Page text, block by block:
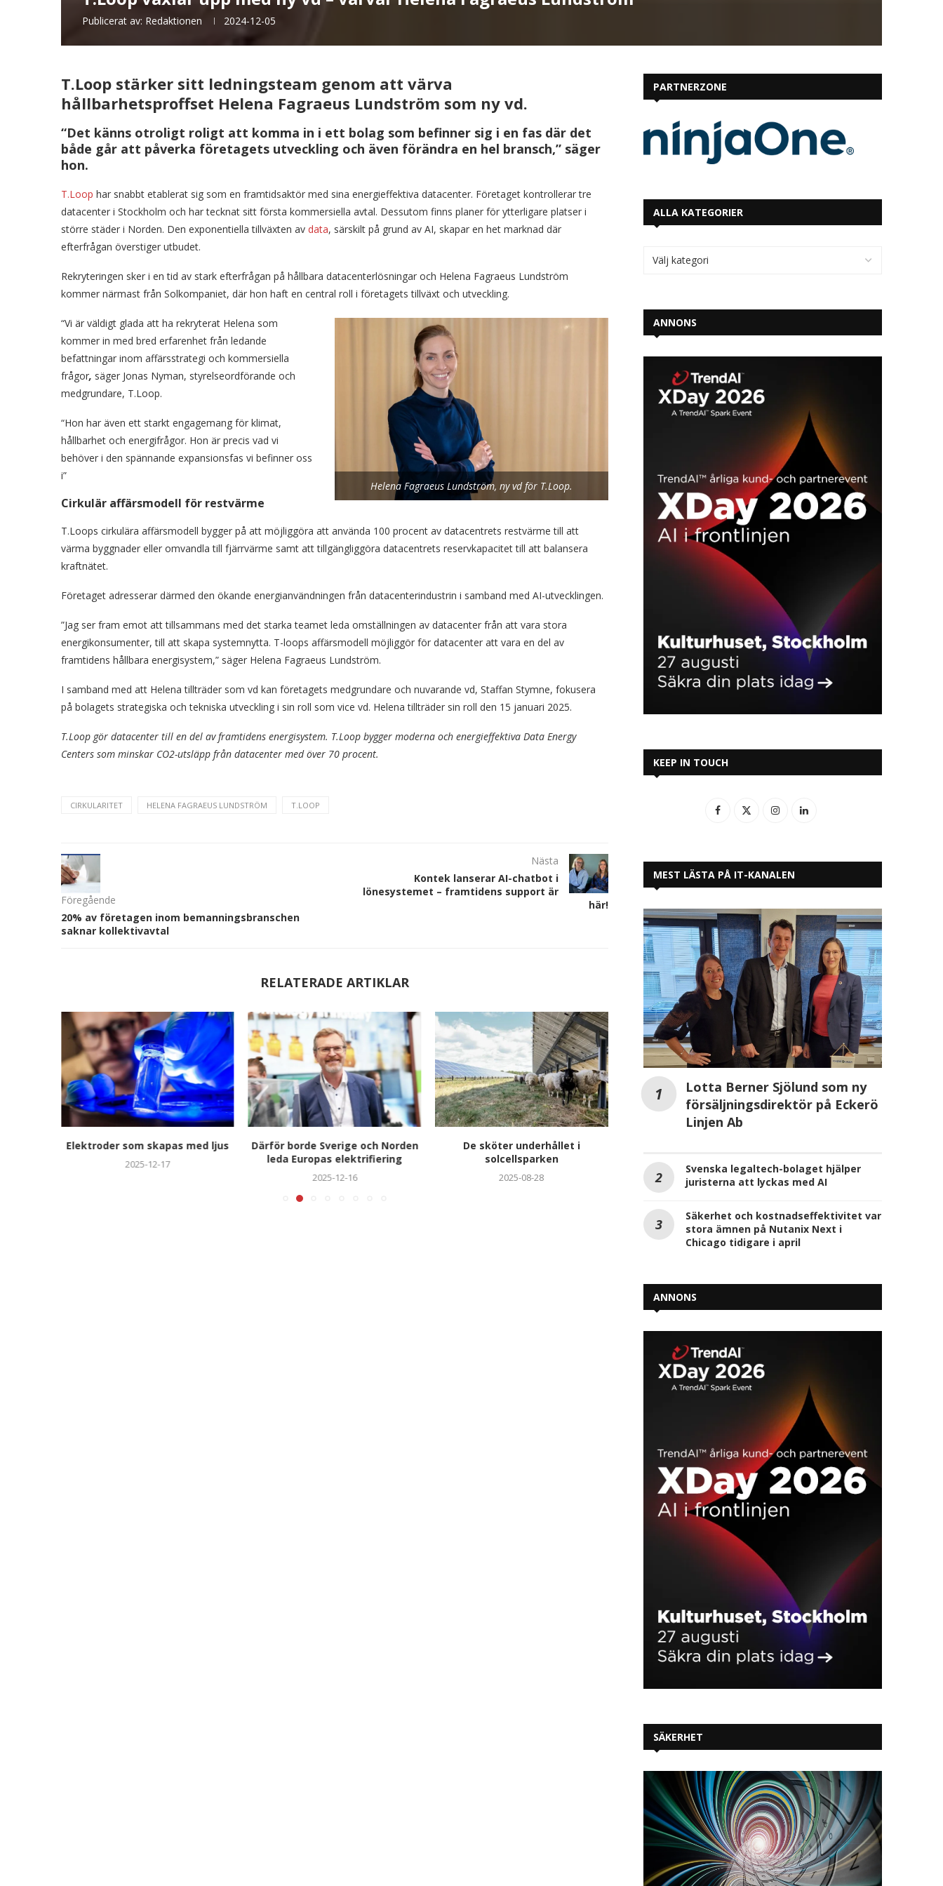
Publicerat av: Redaktionen 2024-12-05
T.Loop stärker sitt ledningsteam genom att värva
hållbarhetsproffset Helena Fagraeus Lundström som ny vd.
“Det känns otroligt roligt att komma in i ett bolag som befinner sig i en fas där det
både går att påverka företagets utveckling och även förändra en hel bransch,” säger
hon.
T.Loop har snabbt etablerat sig som en framtidsaktör med sina energieffektiva datacenter. Företaget kontrollerar tre
datacenter i Stockholm och har tecknat sitt första kommersiella avtal. Dessutom finns planer för ytterligare platser i
större städer i Norden. Den exponentiella tillväxten av data, särskilt på grund av AI, skapar en het marknad där
efterfrågan överstiger utbudet.
Rekryteringen sker i en tid av stark efterfrågan på hållbara datacenterlösningar och Helena Fagraeus Lundström
kommer närmast från Solkompaniet, där hon haft en central roll i företagets tillväxt och utveckling.
Helena Fagraeus Lundström, ny vd för T.Loop.
“Vi är väldigt glada att ha rekryterat Helena som
kommer in med bred erfarenhet från ledande
befattningar inom affärsstrategi och kommersiella
frågor, säger Jonas Nyman, styrelseordförande och
medgrundare, T.Loop.
“Hon har även ett starkt engagemang för klimat,
hållbarhet och energifrågor. Hon är precis vad vi
behöver i den spännande expansionsfas vi befinner oss
i”
Cirkulär affärsmodell för restvärme
T.Loops cirkulära affärsmodell bygger på att möjliggöra att använda 100 procent av datacentrets restvärme till att
värma byggnader eller omvandla till fjärrvärme samt att tillgängliggöra datacentrets reservkapacitet till att balansera
kraftnätet.
Företaget adresserar därmed den ökande energianvändningen från datacenterindustrin i samband med AI-utvecklingen.
”Jag ser fram emot att tillsammans med det starka teamet leda omställningen av datacenter från att vara stora
energikonsumenter, till att skapa systemnytta. T-loops affärsmodell möjliggör för datacenter att vara en del av
framtidens hållbara energisystem,” säger Helena Fagraeus Lundström.
I samband med att Helena tillträder som vd kan företagets medgrundare och nuvarande vd, Staffan Stymne, fokusera
på bolagets strategiska och tekniska utveckling i sin roll som vice vd. Helena tillträder sin roll den 15 januari 2025.
T.Loop gör datacenter till en del av framtidens energisystem. T.Loop bygger moderna och energieffektiva Data Energy
Centers som minskar CO2-utsläpp från datacenter med över 70 procent.
CIRKULARITET HELENA FAGRAEUS LUNDSTRÖM T.LOOP
Föregående
20% av företagen inom bemanningsbranschen
saknar kollektivavtal
Nästa
Kontek lanserar AI-chatbot i
lönesystemet – framtidens support är
här!
RELATERADE ARTIKLAR
Elektroder som skapas med ljus
2025-12-17
Därför borde Sverige och Norden
leda Europas elektrifiering
2025-12-16
De sköter underhållet i
solcellsparken
2025-08-28
behöver inte gå tillbaka...
2025-08-28
PARTNERZONE
ALLA KATEGORIER
ANNONS
KEEP IN TOUCH
MEST LÄSTA PÅ IT-KANALEN
Lotta Berner Sjölund som ny
försäljningsdirektör på Eckerö
Linjen Ab
Svenska legaltech-bolaget hjälper
juristerna att lyckas med AI
Säkerhet och kostnadseffektivitet var
stora ämnen på Nutanix Next i
Chicago tidigare i april
ANNONS
SÄKERHET